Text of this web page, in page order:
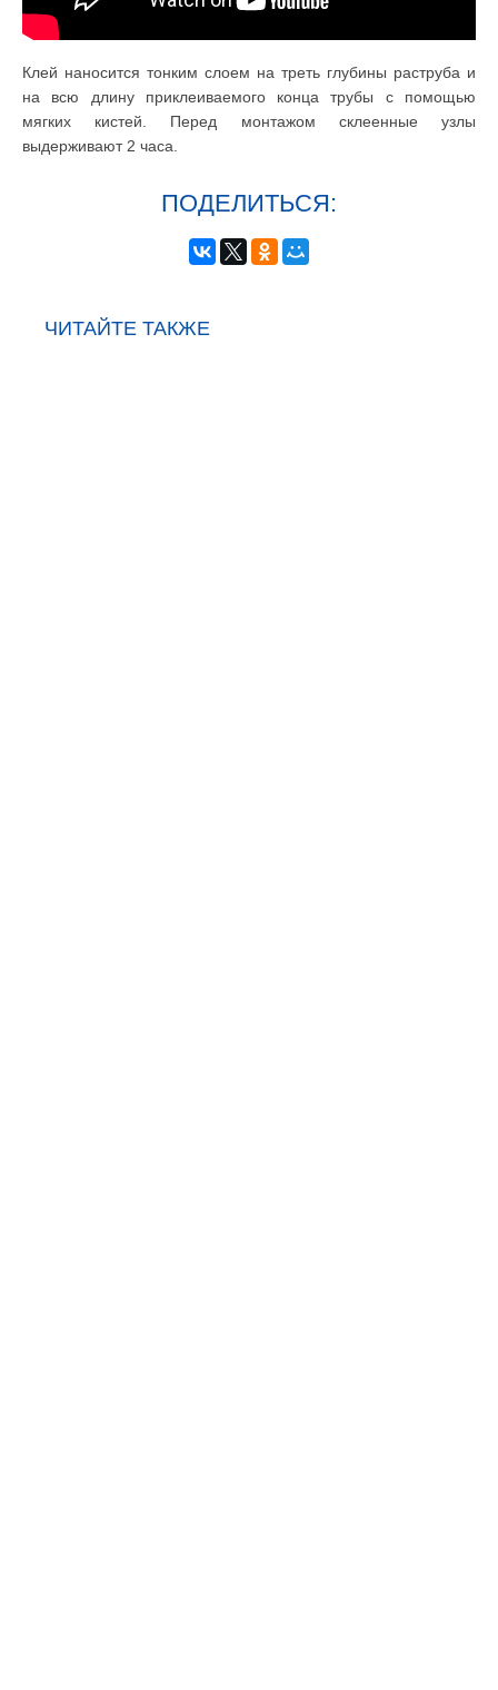
Клей наносится тонким слоем на треть глубины раструба и
на всю длину приклеиваемого конца трубы с помощью
мягких кистей. Перед монтажом склеенные узлы
выдерживают 2 часа.
ПОДЕЛИТЬСЯ:
ЧИТАЙТЕ ТАКЖЕ